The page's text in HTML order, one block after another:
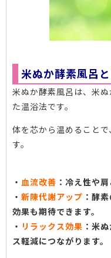
米ぬか酵素風呂
米ぬか酵素風呂は、米
た温浴法です。
体を芯から温めること
す。
・ 血流改善 ：冷え性や
・ 新陳代謝アップ ：酵
効果も期待できます。
・ リラックス効果 ：米
ス軽減につながります。